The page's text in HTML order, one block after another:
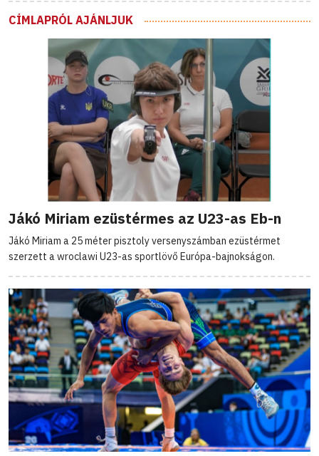
CÍMLAPRÓL AJÁNLJUK
Jákó Miriam ezüstérmes az U23-as Eb-n
Jákó Miriam a 25 méter pisztoly versenyszámban ezüstérmet
szerzett a wroclawi U23-as sportlövő Európa-bajnokságon.